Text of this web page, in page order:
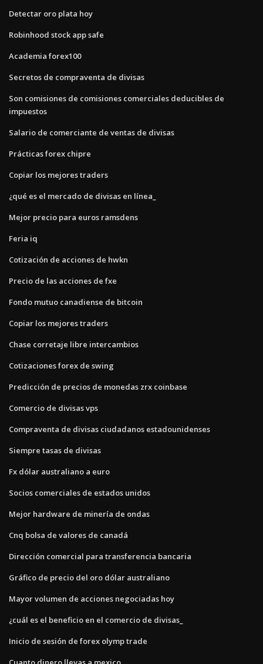
Detectar oro plata hoy
Robinhood stock app safe
Academia forex100
Secretos de compraventa de divisas
Son comisiones de comisiones comerciales deducibles de
impuestos
Salario de comerciante de ventas de divisas
Prácticas forex chipre
Copiar los mejores traders
¿qué es el mercado de divisas en línea_
Mejor precio para euros ramsdens
Feria iq
Cotización de acciones de hwkn
Precio de las acciones de fxe
Fondo mutuo canadiense de bitcoin
Copiar los mejores traders
Chase corretaje libre intercambios
Cotizaciones forex de swing
Predicción de precios de monedas zrx coinbase
Comercio de divisas vps
Compraventa de divisas ciudadanos estadounidenses
Siempre tasas de divisas
Fx dólar australiano a euro
Socios comerciales de estados unidos
Mejor hardware de minería de ondas
Cnq bolsa de valores de canadá
Dirección comercial para transferencia bancaria
Gráfico de precio del oro dólar australiano
Mayor volumen de acciones negociadas hoy
¿cuál es el beneficio en el comercio de divisas_
Inicio de sesión de forex olymp trade